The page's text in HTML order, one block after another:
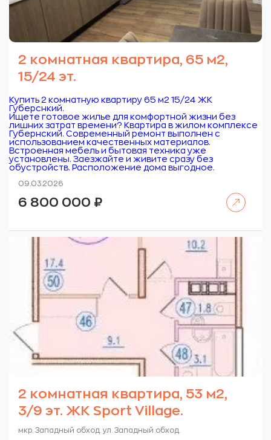
2 комнатная квартира, 65 м2,
15/24 эт.
Купить 2 комнатную квартиру 65 м2 15/24 ЖК
Губерснкий.
Ищете готовое жилье для комфортной жизни без
лишних затрат времени? Квартира в жилом комплексе
Губернский. Современный ремонт выполнен с
использованием качественных материалов.
Встроенная мебель и бытовая техника уже
установлены. Заезжайте и живите сразу без
обустройств. Расположение дома выгодное.
09.03.2026
6 800 000 ₽
2 комнатная квартира, 53 м2,
3/9 эт. ЖК Sport Village.
мкр. Западный обход. ул. Западный обход.